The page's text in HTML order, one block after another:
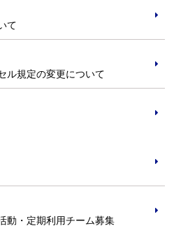
て
ル規定の変更について
動・定期利用チーム募集